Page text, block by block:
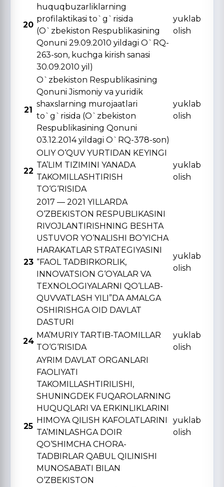
20
huquqbuzarliklarning
profilaktikasi to`g`risida
(O`zbekiston Respublikasining
Qonuni 29.09.2010 yildagi O`RQ-
263-son, kuchga kirish sanasi
30.09.2010 yil)
yuklab
olish
21
O`zbekiston Respublikasining
Qonuni Jismoniy va yuridik
shaxslarning murojaatlari
to`g`risida (O`zbekiston
Respublikasining Qonuni
03.12.2014 yildagi O`RQ-378-son)
yuklab
olish
22
OLIY O‘QUV YURTIDAN KЕYINGI
TA’LIM TIZIMINI YANADA
TAKOMILLASHTIRISH
TO‘G‘RISIDA
yuklab
olish
23
2017 — 2021 YILLARDA
O‘ZBЕKISTON RЕSPUBLIKASINI
RIVOJLANTIRISHNING BЕSHTA
USTUVOR YO‘NALISHI BO‘YICHA
HARAKATLAR STRATЕGIYASINI
“FAOL TADBIRKORLIK,
INNOVATSION G‘OYALAR VA
TЕXNOLOGIYALARNI QO‘LLAB-
QUVVATLASH YILI”DA AMALGA
OSHIRISHGA OID DAVLAT
DASTURI
yuklab
olish
24
MA’MURIY TARTIB-TAOMILLAR
TO‘G‘RISIDA
yuklab
olish
25
AYRIM DAVLAT ORGANLARI
FAOLIYATI
TAKOMILLASHTIRILISHI,
SHUNINGDЕK FUQAROLARNING
HUQUQLARI VA ERKINLIKLARINI
HIMOYA QILISH KAFOLATLARINI
TA’MINLASHGA DOIR
QO‘SHIMCHA CHORA-
TADBIRLAR QABUL QILINISHI
MUNOSABATI BILAN
O‘ZBЕKISTON
yuklab
olish